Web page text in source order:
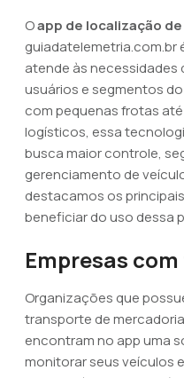
Oapp de localização
guiadatelemetria.com.br
atende às necessidades
usuários e segmentos
com pequenas frotas
logísticos, essa
busca maior controle,
gerenciamento de
destacamos os
beneficiar do uso dessa
Empresas
Organizações que
transporte de
encontram no app uma
monitorar seus veículos